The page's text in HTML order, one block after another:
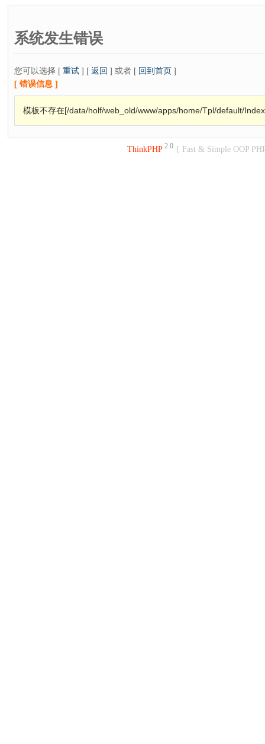
系统发生错误
您可以选择 [ 重试 ] [ 返回 ] 或者 [ 回到首页 ]
[ 错误信息 ]
模板不存在[/data/holf/web_old/www/apps/home/Tpl/default/
ThinkPHP 2.0 { Fast & Simple OOP